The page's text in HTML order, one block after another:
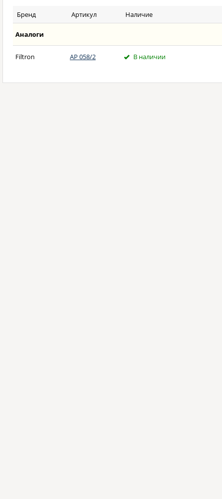
Бренд Артикул Наличие
Аналоги
Filtron AP 058/2 В наличии